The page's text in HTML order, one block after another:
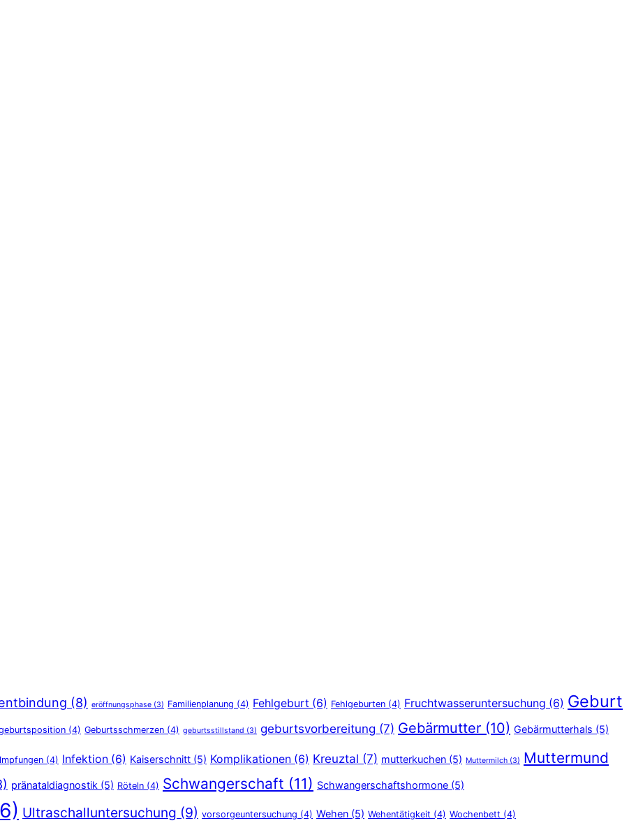
(8) eröffnungsphase (3) Familienplanung (4) Fehlgeburt (6) Fehlgeburten (4) Fruchtwasseruntersuchung (6) Geburt
(4) Geburtsschmerzen (4) geburtsstillstand (3) geburtsvorbereitung (7) Gebärmutter (10) Gebärmutterhals (5)
Impfungen (4) Infektion (6) Kaiserschnitt (5) Komplikationen (6) Kreuztal (7) mutterkuchen (5) Muttermilch (3) Muttermund
pränataldiagnostik (5) Röteln (4) Schwangerschaft (11) Schwangerschaftshormone (5)
Ultraschalluntersuchung (9) vorsorgeuntersuchung (4) Wehen (5) Wehentätigkeit (4) Wochenbett (4)